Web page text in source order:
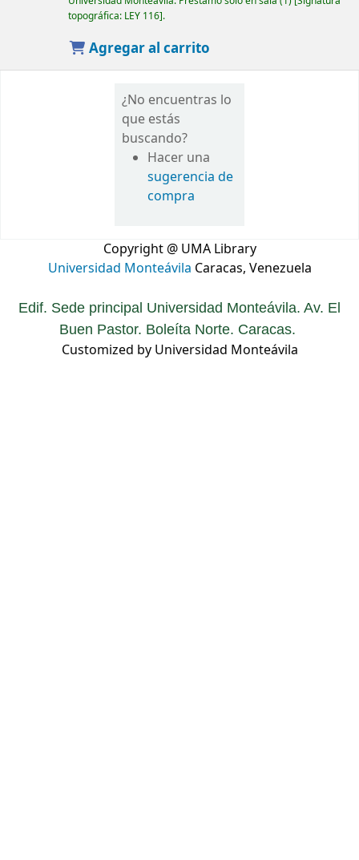
topográfica: LEY 116 .
Agregar al carrito
¿No encuentras lo
que estás
buscando?
Hacer una
sugerencia de
compra
Copyright @ UMA Library
Universidad Monteávila Caracas, Venezuela
Edif. Sede principal Universidad Monteávila. Av. El
Buen Pastor. Boleíta Norte. Caracas.
Customized by Universidad Monteávila